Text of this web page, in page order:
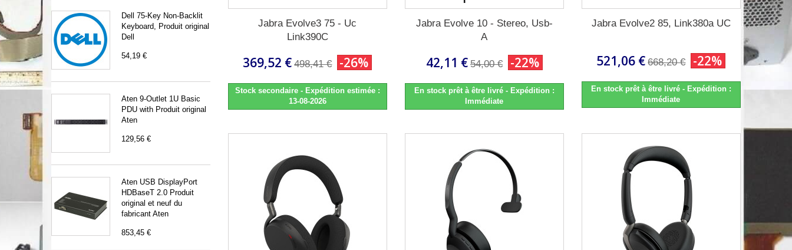
Dell 75-Key Non-Backlit
Keyboard, Produit original
Dell
54,19 €
Aten 9-Outlet 1U Basic
PDU with Produit original
Aten
129,56 €
Aten USB DisplayPort
HDBaseT 2.0 Produit
original et neuf du
fabricant Aten
853,45 €
Jabra Evolve3 75 - Uc
Link390C
369,52 € 498,41 € -26%
Stock secondaire - Expédition estimée :
13-08-2026
Jabra Evolve 10 - Stereo, Usb-
A
42,11 € 54,00 € -22%
En stock prêt à être livré - Expédition :
Immédiate
Jabra Evolve2 85, Link380a UC
521,06 € 668,20 € -22%
En stock prêt à être livré - Expédition :
Immédiate